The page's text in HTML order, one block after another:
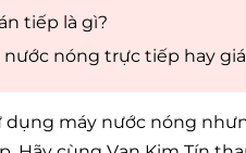
tiếp là gì?
nước nóng trực tiếp hay
dụng máy nước nóng